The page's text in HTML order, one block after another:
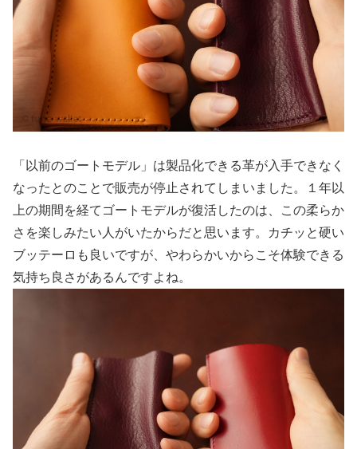
「以前のゴートモデル」は製品化できる革が入手できなく
なったとのことで販売が停止されてしまいました。１年以
上の期間を経てゴートモデルが復活したのは、この柔らか
さを楽しみたい人がいたからだと思います。カチッと硬い
ブッテーロも良いですが、やわらかいからこそ体験できる
気持ち良さがあるんですよね。